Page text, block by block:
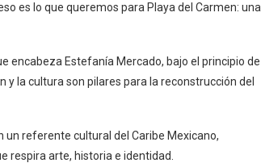
es lo que queremos para Playa del Carmen: una
encabeza Estefanía Mercado, bajo el principio de
la cultura son pilares para la reconstrucción del
un referente cultural del Caribe Mexicano,
respira arte, historia e identidad.